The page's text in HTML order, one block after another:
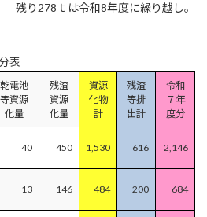
残り278ｔは令和8年度に繰り越し。
表
乾電池
等資源
化量
残渣
資源
化量
資源
化物
計
残渣
等排
出計
令和
７年
度分
40 450 1,530 616 2,146
13 146 484 200 684